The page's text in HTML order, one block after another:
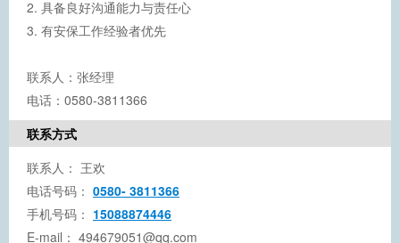
2. 具备良好沟通能力与责任心
3. 有安保工作经验者优先
联系人：张经理
电话：0580-3811366
联系方式
联系人： 王欢
电话号码： 0580- 3811366
手机号码： 15088874446
E-mail： 494679051@qq.com